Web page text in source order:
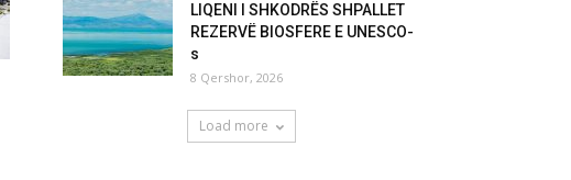
LIQENI I SHKODRËS SHPALLET
REZERVË BIOSFERE E UNESCO-
s
8 Qershor, 2026
Load more